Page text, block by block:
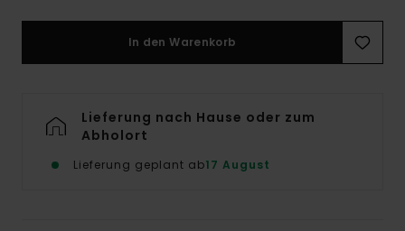
In den Warenkorb
Lieferung nach Hause oder zum
Abholort
Lieferung geplant ab17 August